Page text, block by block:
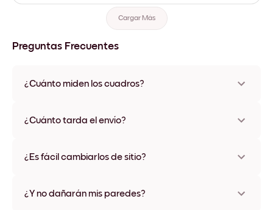
Cargar Más
Preguntas Frecuentes
¿Cuánto miden los cuadros?
varios materiales y colores de marco, incluidas opciones sin
¿Cuánto tarda el envío?
disponibles en algunos países. Te enviaremos un número de
¿Es fácil cambiarlos de sitio?
ningún daño
¿Y no dañarán mis paredes?